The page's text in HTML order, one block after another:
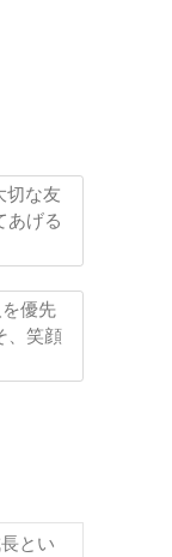
切な友
あげる
を優先
、笑顔
とい